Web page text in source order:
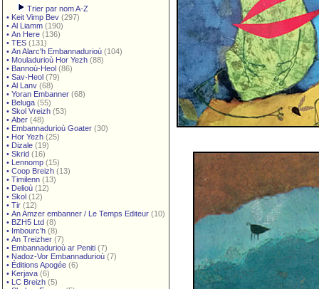
Trier par nom A-Z
• Keit Vimp Bev (297)
• Al Liamm (190)
• An Here (136)
• TES (131)
• An Alarc'h Embannadurioù (104)
• Mouladurioù Hor Yezh (88)
• Bannoù-Heol (86)
• Sav-Heol (79)
• Al Lanv (68)
• Yoran Embanner (68)
• Beluga (55)
• Skol Vreizh (53)
• Aber (48)
• Embannadurioù Goater (30)
• Hor Yezh (25)
• Dizale (19)
• Skrid (16)
• Lennomp (15)
• Coop Breizh (13)
• Timilenn (13)
• Delioù (12)
• Skol (12)
• Tir (12)
• An Amzer embanner / Le Temps Editeur (10)
• BZH5 Ltd (8)
• Imbourc'h (8)
• An Treizher (7)
• Embannadurioù ar Peniti (7)
• Nadoz-Vor Embannadurioù (7)
• Éditions Apogée (6)
• Kerjava (6)
• LC Breizh (5)